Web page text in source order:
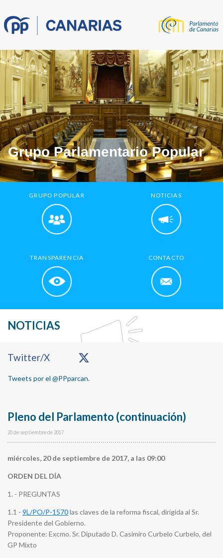
Grupo Parlamentario Popular
GRUPO POPULAR NOTICIAS
TRANSPARENCIA CONTACTO
NOTICIAS
Pleno del Parlamento (continuación)
20 de septiembre de 2017
miércoles, 20 de septiembre de 2017, a las 09:00
ORDEN DEL DÍA
1. - PREGUNTAS
1.1 - 9L/PO/P-1570las claves de la reforma fiscal, dirigida al Sr.
Presidente del Gobierno.
Proponente: Excmo. Sr. Diputado D. Casimiro Curbelo Curbelo, del
GP Mixto
Primary
Twitter/X
Tweets por el @PPparcan.